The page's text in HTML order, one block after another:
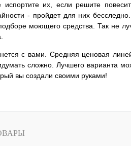
испортите их, если решите
- пройдет для них
моющего средства. Так не
с вами. Средняя ценовая
сложно. Лучшего варианта
вы создали своими руками!